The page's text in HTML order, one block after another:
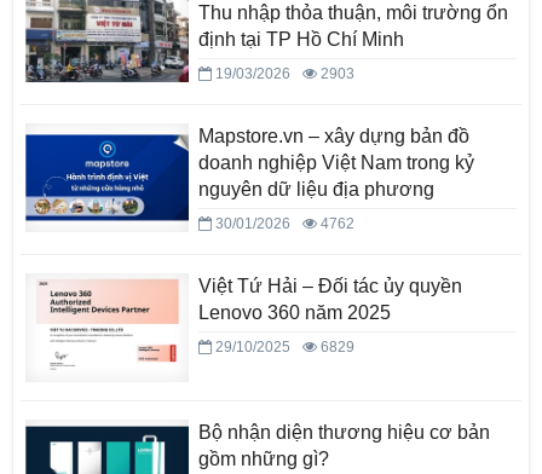
Thu nhập thỏa thuận, môi trường ổn
định tại TP Hồ Chí Minh
19/03/2026 2903
Mapstore.vn – xây dựng bản đồ
doanh nghiệp Việt Nam trong kỷ
nguyên dữ liệu địa phương
30/01/2026 4762
Việt Tứ Hải – Đối tác ủy quyền
Lenovo 360 năm 2025
29/10/2025 6829
Bộ nhận diện thương hiệu cơ bản
gồm những gì?